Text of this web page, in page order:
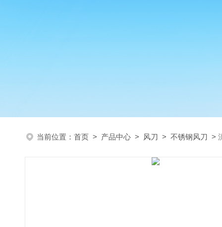
当前位置： 首页 > 产品中心 > 风刀 > 不锈钢风刀 >